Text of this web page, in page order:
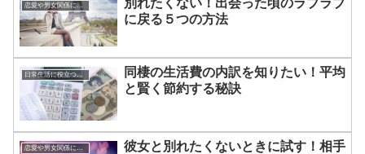
恋愛や男女関係についてのあれこれ
別れたくない！出会った頃のラブラブ
に戻る５つの方法
日常生活に役立つあれこれ
同棲の生活費の内訳を知りたい！平均
と賢く節約する秘訣
恋愛や男女関係についてのあれこれ
彼女と別れたくないときに試す！相手